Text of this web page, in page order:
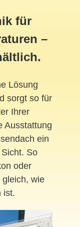
für
–
Lösung
sorgt so für
Ihrer
Ausstattung
ein
So
oder
wie
ist.